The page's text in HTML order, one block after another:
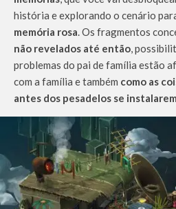
história e explorando o cenário
memória rosa. Os fragmentos
não revelados até então,
problemas do pai de família estão
com a família e também como as
antes dos pesadelos se